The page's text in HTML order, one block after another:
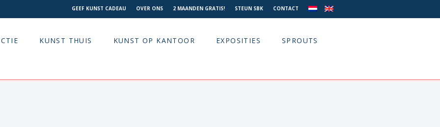
GEEF KUNST CADEAU OVER ONS 2 MAANDEN GRATIS! STEUN SBK CONTACT
KUNST THUIS KUNST OP KANTOOR EXPOSITIES SPROUTS